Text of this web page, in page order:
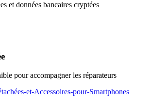
et données bancaires cryptées
pour accompagner les réparateurs